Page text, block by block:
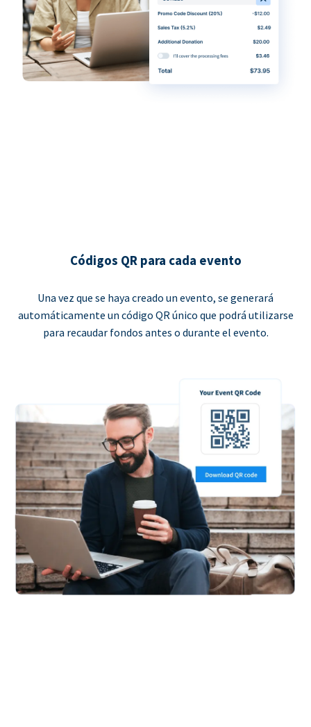
Códigos QR para cada evento
Una vez que se haya creado un evento, se generará
automáticamente un código QR único que podrá utilizarse
para recaudar fondos antes o durante el evento.